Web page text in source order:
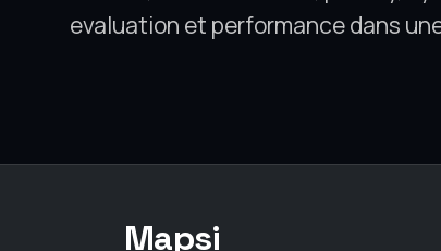
evaluation et performance dans
Mapsi